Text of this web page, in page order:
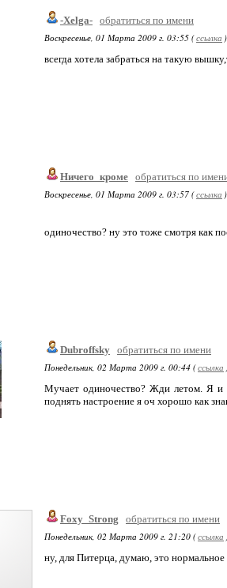
-Xelga- обратиться по имени
Воскресенье, 01 Марта 2009 г. 03:55 (ссылка )
всегда хотела забраться на такую
Ничего_кроме обратиться по
Воскресенье, 01 Марта 2009 г. 03:57 (ссылка )
одиночество? ну это тоже смотря как
Dubroffsky обратиться по имени
Понедельник, 02 Марта 2009 г. 00:44 (ссылка
Мучает одиночество? Жди летом. Я и
поднять настроение я оч хорошо как
Foxy_Strong
обратиться по имени
Понедельник, 02 Марта 2009 г. 21:20 (ссылка
ну, для Питерца, думаю, это нормальное